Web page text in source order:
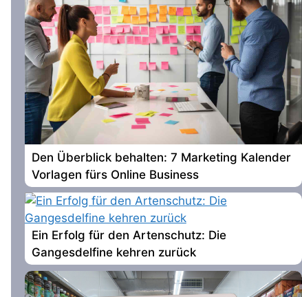
Den Überblick behalten: 7 Marketing Kalender
Vorlagen fürs Online Business
Ein Erfolg für den Artenschutz: Die
Gangesdelfine kehren zurück